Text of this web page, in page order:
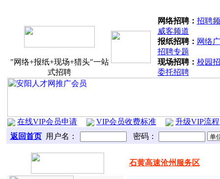
网络招聘： 招聘
威客频道
报纸招聘： 网络
招聘专题
"网络+报纸+现场+猎头"一站
式招聘
现场招聘： 校园
委托招聘
在线VIP会员申请 VIP会员收费标准
升级VIP流程
返回首页
用户名： 密码：
石黄高速沧州服务区